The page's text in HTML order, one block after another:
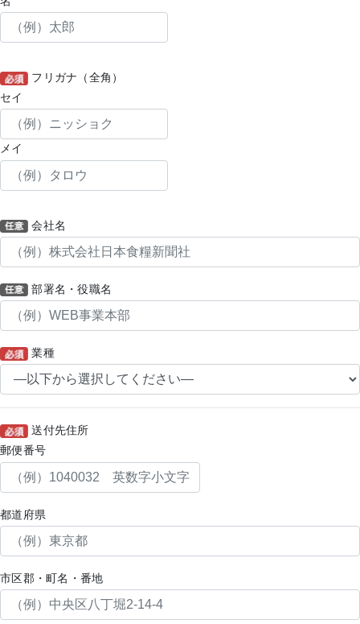
フリガナ（全角）
セイ
メイ
会社名
部署名・役職名
業種
送付先住所
郵便番号
都道府県
市区郡・町名・番地